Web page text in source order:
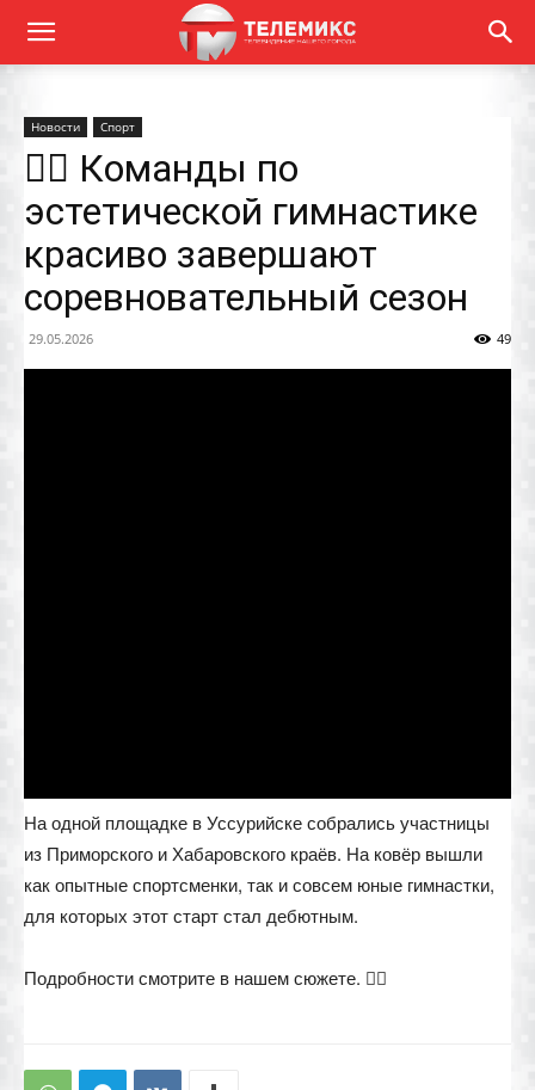
Новости Спорт
🤸‍♀️ Команды по
эстетической гимнастике
красиво завершают
соревновательный сезон
29.05.2026 49
На одной площадке в Уссурийске собрались участницы
из Приморского и Хабаровского краёв. На ковёр вышли
как опытные спортсменки, так и совсем юные гимнастки,
для которых этот старт стал дебютным.
Подробности смотрите в нашем сюжете. 🤸‍♀️